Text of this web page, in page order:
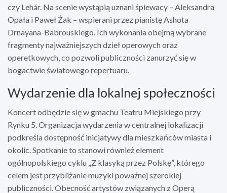
czy Lehár. Na scenie wystąpią uznani śpiewacy – Aleksandra
Opała i Paweł Żak – wspierani przez pianistę Ashota
Drnayana-Babrouskiego. Ich wykonania obejmą wybrane
fragmenty najważniejszych dzieł operowych oraz
operetkowych, co pozwoli publiczności zanurzyć się w
bogactwie światowego repertuaru.
Wydarzenie dla lokalnej społeczności
Koncert odbędzie się w gmachu Teatru Miejskiego przy
Rynku 5. Organizacja wydarzenia w centralnej lokalizacji
podkreśla dostępność inicjatywy dla mieszkańców miasta i
okolic. Spotkanie to stanowi również element
ogólnopolskiego cyklu „Z klasyką przez Polskę”, którego
celem jest przybliżanie muzyki poważnej szerokiej
publiczności. Obecność artystów związanych z Operą